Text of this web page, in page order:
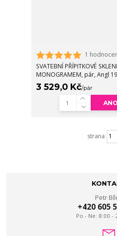
1
SVATEBNÍ PŘÍPITKOVÉ
MONOGRAMEM, pár, Angl
3 529,0 Kč/pár
strana
Petr
+420 605
Po - Ne: 8:00 -